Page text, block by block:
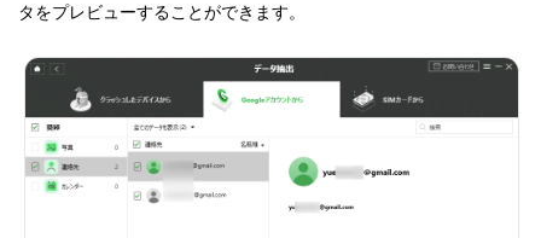
タをプレビューすることができます。